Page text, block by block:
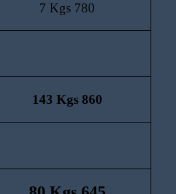
7 Kgs 780
143 Kgs 860